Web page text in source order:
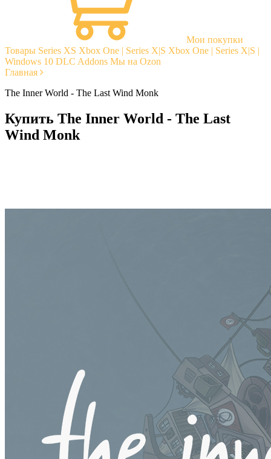
Мои покупки
Товары Series XS Xbox One | Series X|S Xbox One | Series X|S |
Windows 10 DLC Addons Мы на Ozon
Главная
The Inner World - The Last Wind Monk
Купить The Inner World - The Last
Wind Monk